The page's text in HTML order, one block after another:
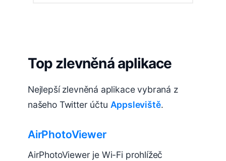
Top zlevněná aplikace
Nejlepší zlevněná aplikace vybraná z
našeho Twitter účtu Appsleviště.
AirPhotoViewer
AirPhotoViewer je Wi-Fi prohlížeč